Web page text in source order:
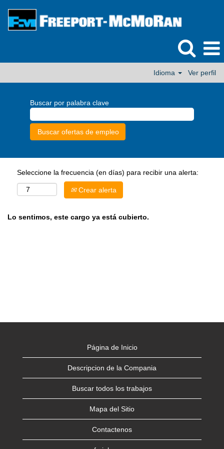
Idioma Ver perfil
Buscar por palabra clave
Seleccione la frecuencia (en días) para recibir una alerta:
Crear alerta
Lo sentimos, este cargo ya está cubierto.
Página de Inicio
Descripcion de la Compania
Buscar todos los trabajos
Mapa del Sitio
Contactenos